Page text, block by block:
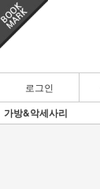
로그인
가방&악세사리